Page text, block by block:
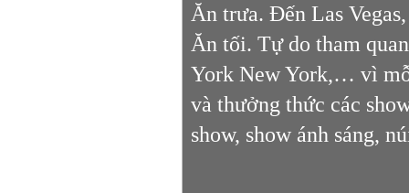
Ăn trưa. Đến Las
Ăn tối. Tự do tham
York New York,… vì
và thưởng thức các
show, show ánh sáng,